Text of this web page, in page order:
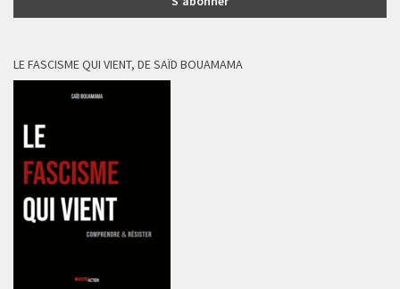
LE FASCISME QUI VIENT, DE SAÏD BOUAMAMA